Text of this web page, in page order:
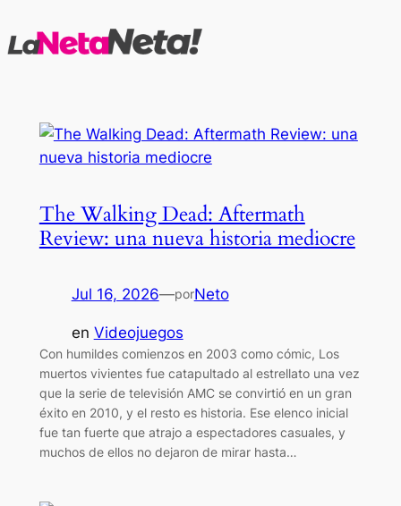
al
The Walking Dead: Aftermath
Review: una nueva historia mediocre
Jul 16, 2026—porNeto
en Videojuegos
Con humildes comienzos en 2003 como cómic, Los
muertos vivientes fue catapultado al estrellato una vez
que la serie de televisión AMC se convirtió en un gran
éxito en 2010, y el resto es historia. Ese elenco inicial
fue tan fuerte que atrajo a espectadores casuales, y
muchos de ellos no dejaron de mirar hasta…